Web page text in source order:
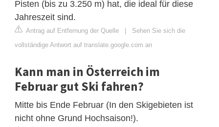
Pisten (bis zu 3.250 m) hat, die ideal für diese
Jahreszeit sind.
Antrag auf Entfernung der Quelle | Sehen Sie sich die
vollständige Antwort auf translate.google.com an
Kann man in Österreich im
Februar gut Ski fahren?
Mitte bis Ende Februar (In den Skigebieten ist
nicht ohne Grund Hochsaison!).